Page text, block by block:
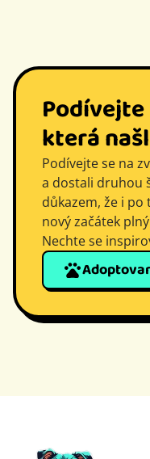
která
Podívejte se na
a dostali druhou
důkazem, že i
nový začátek
Nechte se